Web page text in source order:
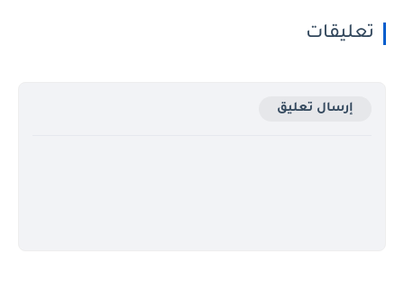
تعليقات
إرسال تعليق